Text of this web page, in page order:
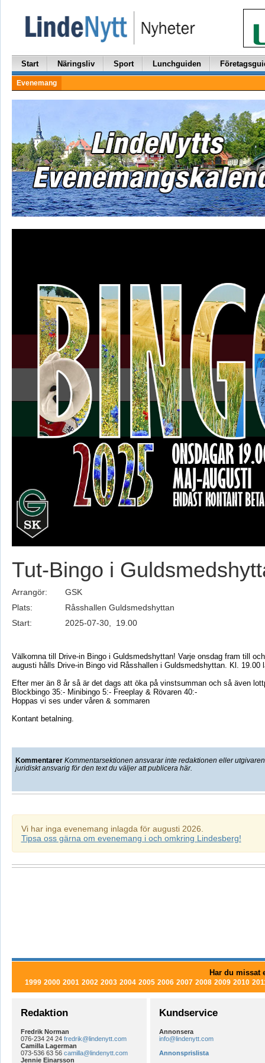
Start Näringsliv Sport Lunchguiden
Evenemang
Tut-Bingo i
Arrangör:
GSK
Plats:
Råsshallen Guldsmedshyttan
Start:
2025-07-30, 19.00
Välkomna till Drive-in Bingo i Guldsmedshyttan! Varje onsdag fram till
augusti hålls Drive-in Bingo vid Råsshallen i Guldsmedshyttan. Kl. 19.00
Efter mer än 8 år så är det dags att öka på vinstsumman och så även
Blockbingo 35:- Minibingo 5:- Freeplay & Rövaren 40:-
Hoppas vi ses under våren & sommaren
Kontant betalning.
Kommentarer Kommentarsektionen ansvarar inte redaktionen eller
juridiskt ansvarig för den text du väljer att publicera här.
Vi har inga evenemang inlagda för augusti 2026.
Tipsa oss gärna om evenemang i och omkring Lindesberg!
Har du missat
1999 2000 2001 2002 2003 2004 2005 2006 2007 2008 2009 2010
Redaktion
Fredrik Norman
076-234 24 24 fredrik@lindenytt.com
Camilla Lagerman
073-536 63 56 camilla@lindenytt.com
Jennie Einarsson
Kundservice
Annonsera
info@lindenytt.com
Annonsprislista